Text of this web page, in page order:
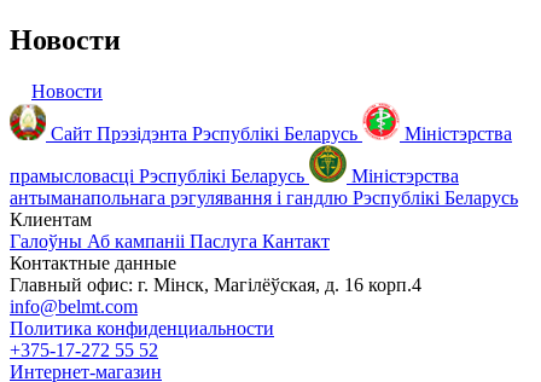
Новости
Новости
Сайт Прэзідэнта Рэспублікі Беларусь Міністэрства
прамысловасці Рэспублікі Беларусь
Міністэрства
антыманапольнага рэгулявання і гандлю Рэспублiкi Беларусь
Клиентам
Галоўны Аб кампаніі Паслуга Кантакт
Контактные данные
Главный офис: г. Мінск, Магілёўская, д. 16 корп.4
info@belmt.com
Политика конфиденциальности
+375-17-272 55 52
Интернет-магазин